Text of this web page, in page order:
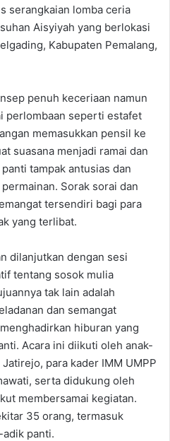
serangkaian lomba ceria
Aisyiyah yang berlokasi
Kabupaten Pemalang,
penuh keceriaan namun
perlombaan seperti estafet
memasukkan pensil ke
suasana menjadi ramai dan
tampak antusias dan
Sorak sorai dan
tersendiri bagi para
yang terlibat.
dilanjutkan dengan sesi
tentang sosok mulia
tak lain adalah
dan semangat
hiburan yang
Acara ini diikuti oleh anak-
para kader IMM UMPP
serta didukung oleh
membersamai kegiatan.
35 orang, termasuk
panti.